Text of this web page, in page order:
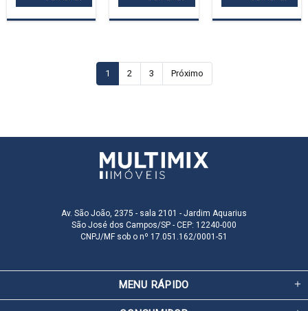
1 2 3 Próximo
Av. São João, 2375 - sala 2101 - Jardim Aquarius
São José dos Campos/SP - CEP: 12240-000
CNPJ/MF sob o nº 17.051.162/0001-51
MENU RÁPIDO